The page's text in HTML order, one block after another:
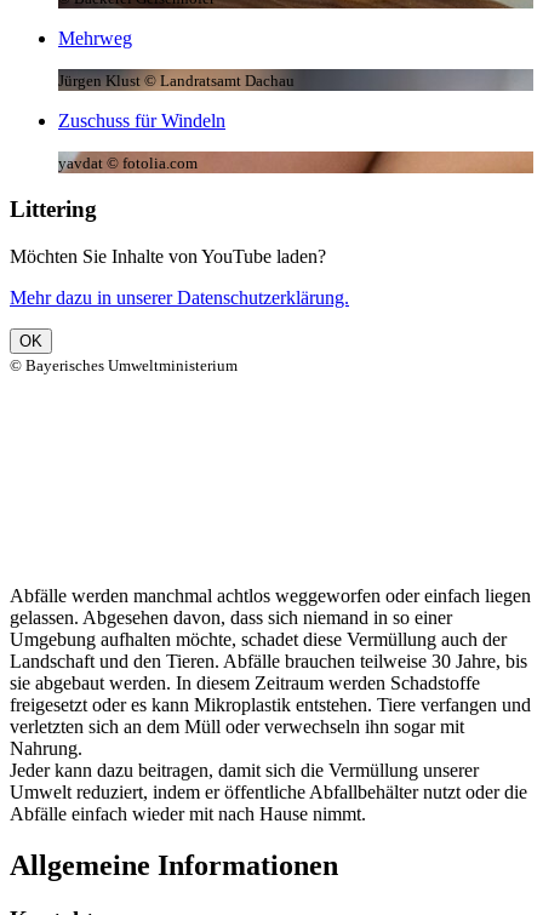
Mehrweg
Jürgen Klust © Landratsamt Dachau
Zuschuss für Windeln
yavdat © fotolia.com
Littering
Möchten Sie Inhalte von YouTube laden?
Mehr dazu in unserer Datenschutzerklärung.
OK
© Bayerisches Umweltministerium
Abfälle werden manchmal achtlos weggeworfen oder einfach liegen
gelassen. Abgesehen davon, dass sich niemand in so einer
Umgebung aufhalten möchte, schadet diese Vermüllung auch der
Landschaft und den Tieren. Abfälle brauchen teilweise 30 Jahre, bis
sie abgebaut werden. In diesem Zeitraum werden Schadstoffe
freigesetzt oder es kann Mikroplastik entstehen. Tiere verfangen und
verletzten sich an dem Müll oder verwechseln ihn sogar mit
Nahrung.
Jeder kann dazu beitragen, damit sich die Vermüllung unserer
Umwelt reduziert, indem er öffentliche Abfallbehälter nutzt oder die
Abfälle einfach wieder mit nach Hause nimmt.
Allgemeine Informationen